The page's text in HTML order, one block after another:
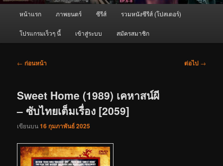
หน้าแรก ภาพยนตร์ ซีรีส์ รวมหนังซีรีส์ (โปสเตอร์)
โปรแกรมเร็วๆ นี้ เข้าสู่ระบบ สมัครสมาชิก
เมนู
← ก่อนหน้า ต่อไป →
Sweet Home (1989) เคหาสน์ผี
– ซับไทยเต็มเรื่อง [2059]
เขียนบน16 กุมภาพันธ์ 2025